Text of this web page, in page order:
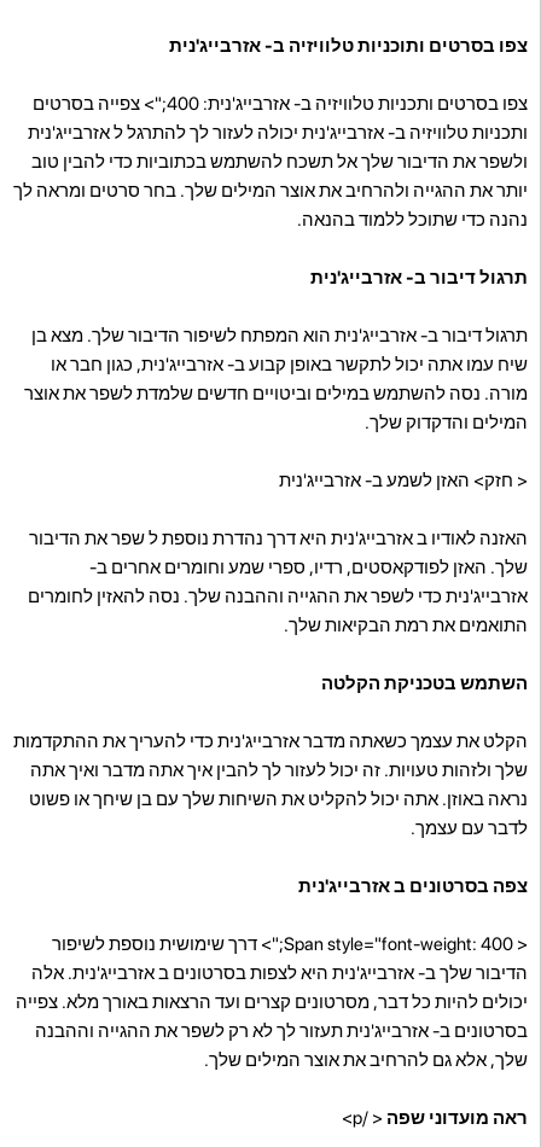
צפו בסרטים ותוכניות טלוויזיה ב- אזרבייג'נית
צפו בסרטים ותכניות טלוויזיה ב- אזרבייג'נית: 400;"> צפייה בסרטים
ותכניות טלוויזיה ב- אזרבייג'נית יכולה לעזור לך להתרגל ל אזרבייג'נית
ולשפר את הדיבור שלך אל תשכח להשתמש בכתוביות כדי להבין טוב
יותר את ההגייה ולהרחיב את אוצר המילים שלך. בחר סרטים ומראה לך
נהנה כדי שתוכל ללמוד בהנאה.
תרגול דיבור ב- אזרבייג'נית
תרגול דיבור ב- אזרבייג'נית הוא המפתח לשיפור הדיבור שלך. מצא בן
שיח עמו אתה יכול לתקשר באופן קבוע ב- אזרבייג'נית, כגון חבר או
מורה. נסה להשתמש במילים וביטויים חדשים שלמדת לשפר את אוצר
המילים והדקדוק שלך.
< חזק> האזן לשמע ב- אזרבייג'נית
האזנה לאודיו ב אזרבייג'נית היא דרך נהדרת נוספת ל שפר את הדיבור
שלך. האזן לפודקאסטים, רדיו, ספרי שמע וחומרים אחרים ב-
אזרבייג'נית כדי לשפר את ההגייה וההבנה שלך. נסה להאזין לחומרים
התואמים את רמת הבקיאות שלך.
השתמש בטכניקת הקלטה
הקלט את עצמך כשאתה מדבר אזרבייג'נית כדי להעריך את ההתקדמות
שלך ולזהות טעויות. זה יכול לעזור לך להבין איך אתה מדבר ואיך אתה
נראה באוזן. אתה יכול להקליט את השיחות שלך עם בן שיחך או פשוט
לדבר עם עצמך.
צפה בסרטונים ב אזרבייג'נית
< Span style="font-weight: 400;"> דרך שימושית נוספת לשיפור
הדיבור שלך ב- אזרבייג'נית היא לצפות בסרטונים ב אזרבייג'נית. אלה
יכולים להיות כל דבר, מסרטונים קצרים ועד הרצאות באורך מלא. צפייה
בסרטונים ב- אזרבייג'נית תעזור לך לא רק לשפר את ההגייה וההבנה
שלך, אלא גם להרחיב את אוצר המילים שלך.
ראה מועדוני שפה < /p>